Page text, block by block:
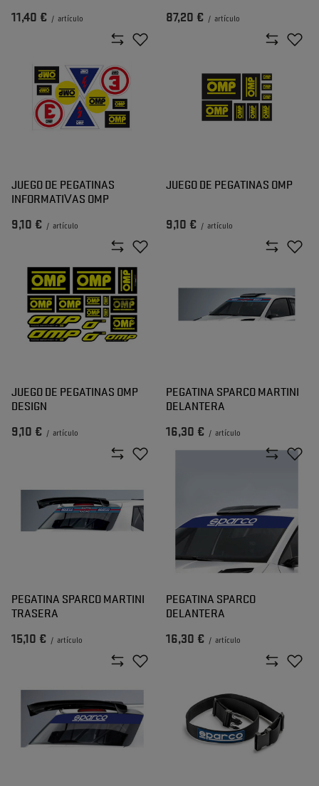
11,40 € / artículo 87,20 € / artículo
JUEGO DE PEGATINAS
INFORMATIVAS OMP
9,10 € / artículo
JUEGO DE PEGATINAS OMP
9,10 € / artículo
JUEGO DE PEGATINAS OMP
DESIGN
9,10 € / artículo
PEGATINA SPARCO MARTINI
DELANTERA
16,30 € / artículo
PEGATINA SPARCO MARTINI
TRASERA
15,10 € / artículo
PEGATINA SPARCO
DELANTERA
16,30 € / artículo